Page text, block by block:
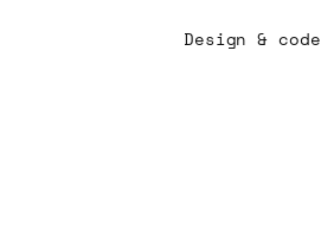
Design & code